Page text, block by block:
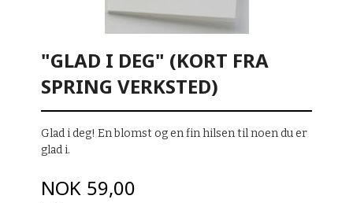
"GLAD I DEG" (KORT FRA
SPRING VERKSTED)
Glad i deg! En blomst og en fin hilsen til noen du er
glad i.
Pris
NOK 59,00